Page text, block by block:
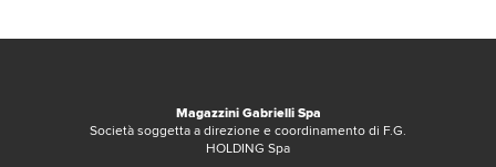
Magazzini Gabrielli Spa
Società soggetta a direzione e coordinamento di F.G.
HOLDING Spa